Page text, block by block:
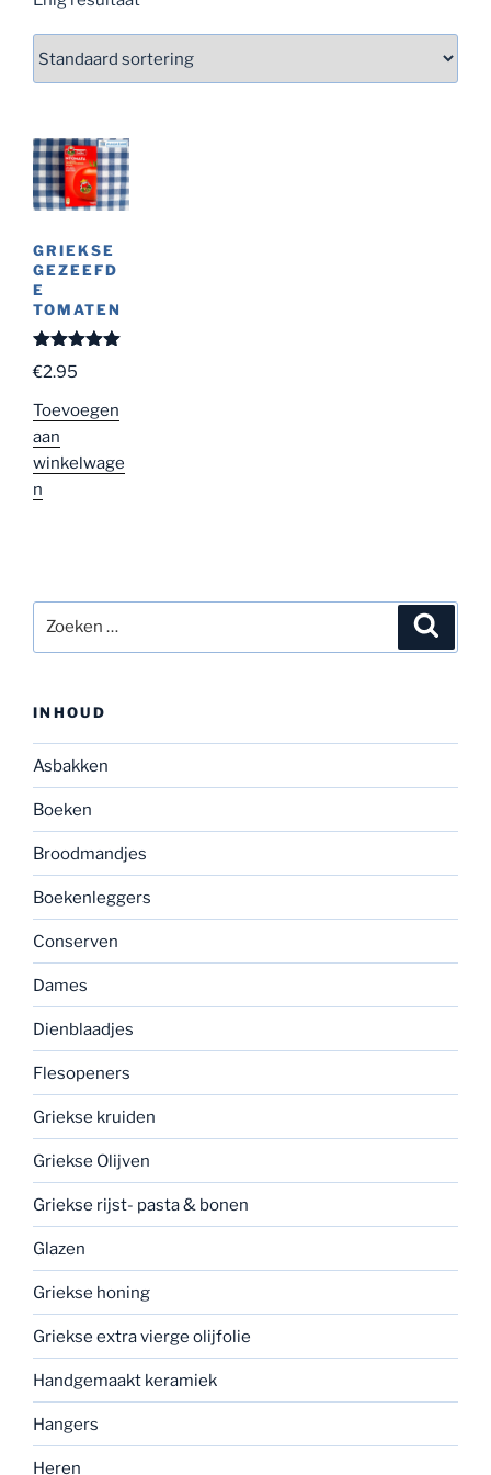
GRIEKSE
GEZEEFD
E
TOMATEN
Gewaardeer
d5.00
€2.95
Toevoegen
aan
winkelwage
n
naar:
INHOUD
Asbakken
Boeken
Broodmandjes
Boekenleggers
Conserven
Dames
Dienblaadjes
Flesopeners
Griekse kruiden
Griekse Olijven
Griekse rijst- pasta & bonen
Glazen
Griekse honing
Griekse extra vierge olijfolie
Handgemaakt keramiek
Hangers
Heren